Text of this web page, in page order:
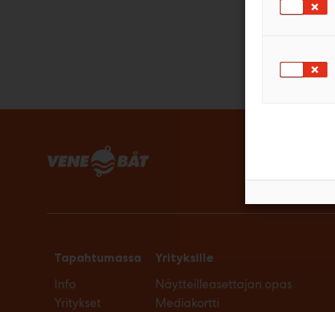
Tapahtumassa
Info
Yritykset
Yrityksille
Näytteilleasettajan opas
Mediakortti